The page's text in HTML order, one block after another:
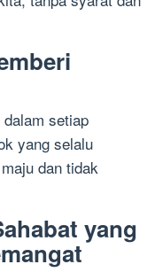
setiap
yang selalu
dan tidak
yang